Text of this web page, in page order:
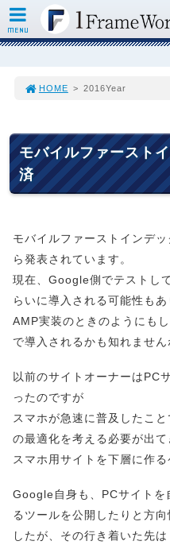
HOME > 2016Year
モバイルファースト
済
モバイルファーストインデ
ら発表されています。
現在、Google側でテストし
らいに導入される可能性もあ
AMP実装のときのようにも
で導入されるかも知れません
以前のサイトオーナーはPC
ったのですが
スマホが急速に普及したこ
の最適化を考える必要が出て
スマホ用サイトを下層に作
Google自身も、PCサイトを
るツールを公開したりと方
したが、その行き着いた先
MENU